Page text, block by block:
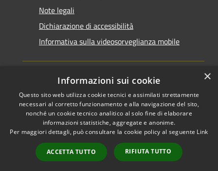
Note legali
Dichiarazione di accessibilità
Informativa sulla videosorveglianza mobile
RSS
Accessibilità
Cookie
Mappa del sito
Area riservata del
Copyright © 2026 • Comune di
Taranto • Powered by
Municipium•Accesso
redazione
×
Informazioni sui cookie
Questo sito web utilizza cookie tecnici e assimilati strettamente
necessari al corretto funzionamento e alla navigazione del sito,
nonché un cookie tecnico analitico al solo fine di elaborare
informazioni statistiche, aggregate e anonime.
Per maggiori dettagli, può consultare la cookie policy al seguente Link
ACCETTA TUTTO RIFIUTA TUTTO